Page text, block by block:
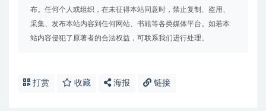
布。任何个人或组织，在未征得本站同意时，禁止复制、盗用、
采集、发布本站内容到任何网站、书籍等各类媒体平台。如若本
站内容侵犯了原著者的合法权益，可联系我们进行处理。
打赏 收藏 海报 链接